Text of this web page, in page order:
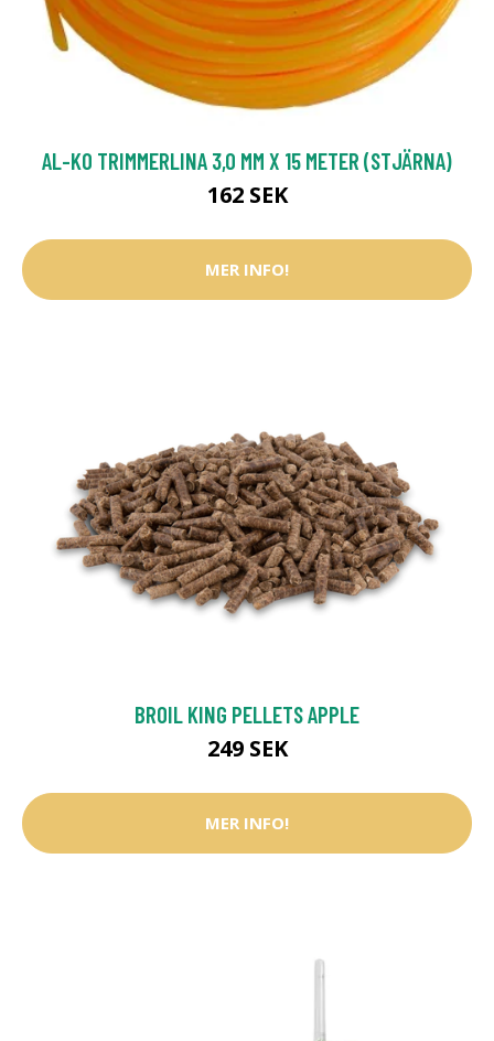
AL-KO TRIMMERLINA 3,0 MM X 15 METER (STJÄRNA)
162 SEK
MER INFO!
BROIL KING PELLETS APPLE
249 SEK
MER INFO!